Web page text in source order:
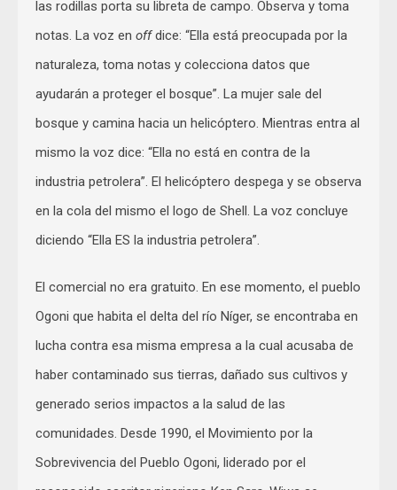
las rodillas porta su libreta de campo. Observa y toma
notas. La voz en offdice: “Ella está preocupada por la
naturaleza, toma notas y colecciona datos que
ayudarán a proteger el bosque”. La mujer sale del
bosque y camina hacia un helicóptero. Mientras entra al
mismo la voz dice: “Ella no está en contra de la
industria petrolera”. El helicóptero despega y se observa
en la cola del mismo el logo de Shell. La voz concluye
diciendo “Ella ES la industria petrolera”.
El comercial no era gratuito. En ese momento, el pueblo
Ogoni que habita el delta del río Níger, se encontraba en
lucha contra esa misma empresa a la cual acusaba de
haber contaminado sus tierras, dañado sus cultivos y
generado serios impactos a la salud de las
comunidades. Desde 1990, el Movimiento por la
Sobrevivencia del Pueblo Ogoni, liderado por el